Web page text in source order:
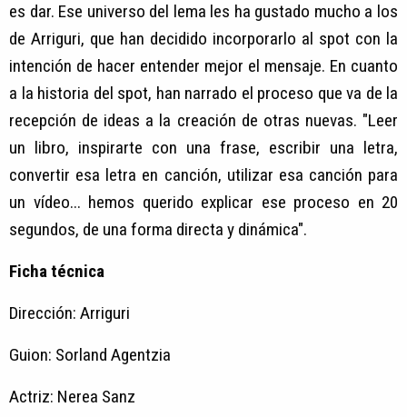
es dar. Ese universo del lema les ha gustado mucho a los
de Arriguri, que han decidido incorporarlo al spot con la
intención de hacer entender mejor el mensaje. En cuanto
a la historia del spot, han narrado el proceso que va de la
recepción de ideas a la creación de otras nuevas. "Leer
un libro, inspirarte con una frase, escribir una letra,
convertir esa letra en canción, utilizar esa canción para
un vídeo... hemos querido explicar ese proceso en 20
segundos, de una forma directa y dinámica".
Ficha técnica
Dirección: Arriguri
Guion: Sorland Agentzia
Actriz: Nerea Sanz